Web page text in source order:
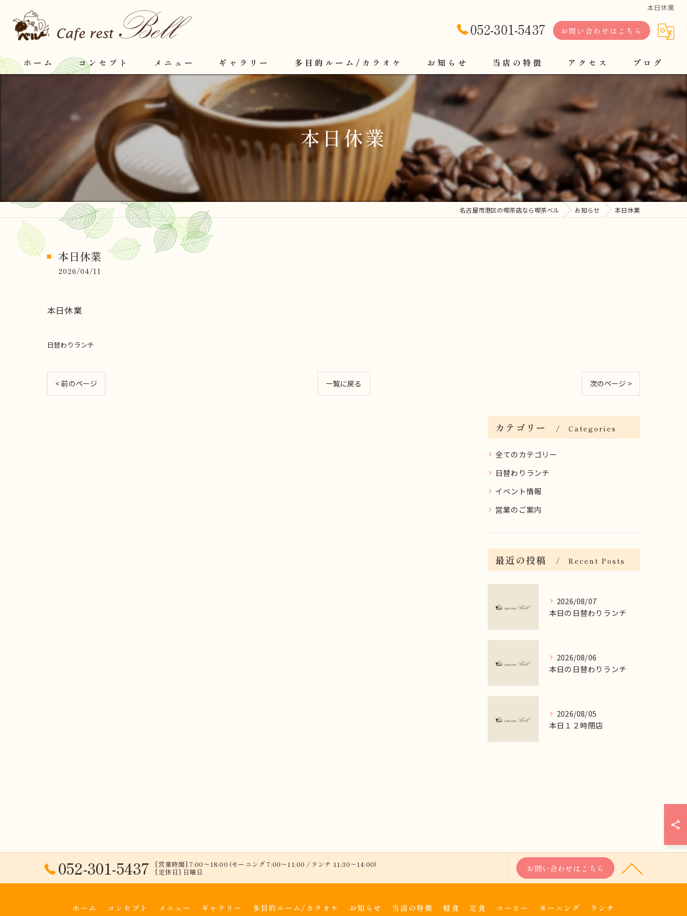
本日休業
052-301-5437 お問い合わせはこちら
ホーム コンセプト メニュー ギャラリー 多目的ルーム/カラオケ お知らせ 当店の特徴
軽食
コーヒー
モーニング
ランチ
アクセス ブログ
本日休業
名古屋市港区の喫茶店なら喫茶ベル お知らせ 本日休業
本日休業
2026/04/11
本日休業
日替わりランチ
< 前のページ 一覧に戻る 次のページ >
カテゴリー Categories
全てのカテゴリー
日替わりランチ
イベント情報
営業のご案内
最近の投稿 Recent Posts
2026/08/07
本日の日替わりランチ
2026/08/06
本日の日替わりランチ
2026/08/05
本日１２時閉店
052-301-5437 [営業時間] 7:00〜18:00 (モーニング 7:00～11:00 / ランチ 11:30～14:00)
[定休日] 日曜日 お問い合わせはこちら
ホーム コンセプト メニュー ギャラリー 多目的ルーム/カラオケ お知らせ 当店の特徴 軽食 定食 コーヒー モーニング ランチ